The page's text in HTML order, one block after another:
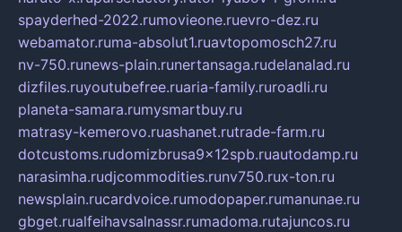
spayderhed-2022.rumovieone.ruevro-dez.ru
webamator.ruma-absolut1.ruavtopomosch27.ru
nv-750.runews-plain.runertansaga.rudelanalad.ru
dizfiles.ruyoutubefree.ruaria-family.ruroadli.ru
planeta-samara.rumysmartbuy.ru
matrasy-kemerovo.ruashanet.rutrade-farm.ru
dotcustoms.rudomizbrusa9x12spb.ruautodamp.ru
narasimha.rudjcommodities.runv750.rux-ton.ru
newsplain.rucardvoice.rumodopaper.rumanunae.ru
gbget.rualfeihavsalnassr.rumadoma.rutajuncos.ru